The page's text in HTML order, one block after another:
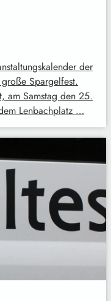
der
Spargelfest.
am Samstag den 25.
Lenbachplatz …